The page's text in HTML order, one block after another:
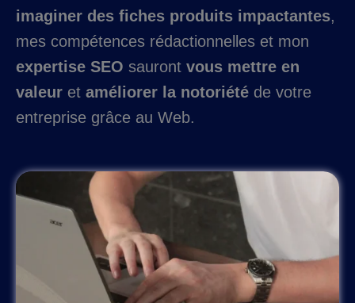
imaginer des fiches produits impactantes,
mes compétences rédactionnelles et mon
expertise SEO sauront vous mettre en
valeur et améliorer la notoriété de votre
entreprise grâce au Web.